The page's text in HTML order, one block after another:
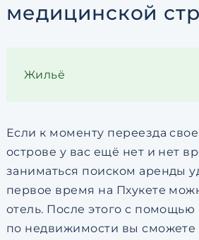
медицинской
Жильё
Если к моменту переезда
острове у вас ещё нет и нет
заниматься поиском аренды
первое время на Пхукете
отель. После этого с помощью
по недвижимости вы сможете